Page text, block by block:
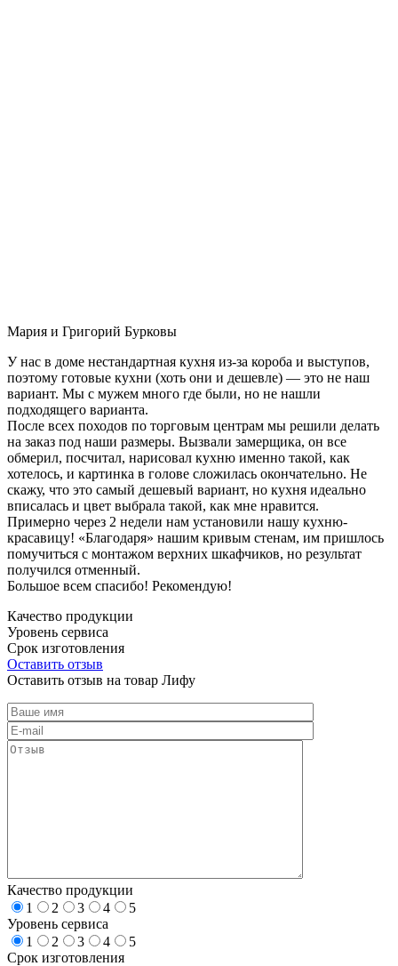
Мария и Григорий Бурковы
У нас в доме нестандартная кухня из-за короба и выступов,
поэтому готовые кухни (хоть они и дешевле) — это не наш
вариант. Мы с мужем много где были, но не нашли
подходящего варианта.
После всех походов по торговым центрам мы решили делать
на заказ под наши размеры. Вызвали замерщика, он все
обмерил, посчитал, нарисовал кухню именно такой, как
хотелось, и картинка в голове сложилась окончательно. Не
скажу, что это самый дешевый вариант, но кухня идеально
вписалась и цвет выбрала такой, как мне нравится.
Примерно через 2 недели нам установили нашу кухню-
красавицу! «Благодаря» нашим кривым стенам, им пришлось
помучиться с монтажом верхних шкафчиков, но результат
получился отменный.
Большое всем спасибо! Рекомендую!
Качество продукции
Уровень сервиса
Срок изготовления
Оставить отзыв
Оставить отзыв на товар Лифу
Качество продукции
1
2 3 4
5
Уровень сервиса
1
2 3 4
5
Срок изготовления